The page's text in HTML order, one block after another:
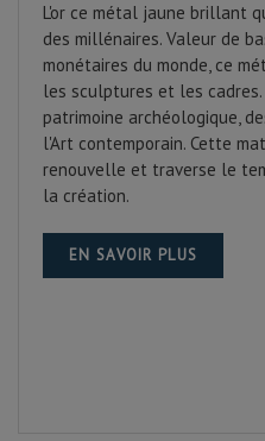
L'or ce métal jaune brillant
des millénaires. Valeur de
monétaires du monde, ce
les sculptures et les
patrimoine archéologique,
l'Art contemporain. Cette
renouvelle et traverse le
la création.
EN SAVOIR PLUS